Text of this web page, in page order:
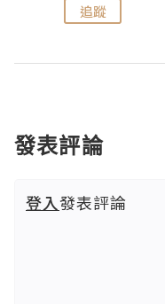
追蹤
發表評論
登入發表評論